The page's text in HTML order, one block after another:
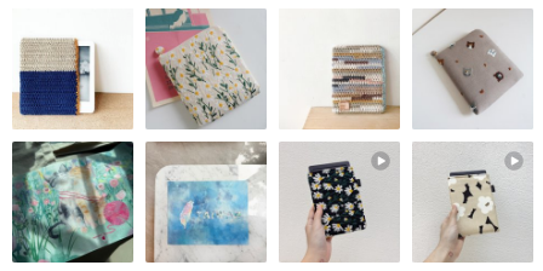
〇 推荐作为圣诞节等礼物。
〇 包装纸免费，请告知。
*所用布料为Avanti Co., Ltd.有机棉认证布料。
*洗涤时，请手洗或机洗，放入洗衣网中轻柔机洗。
・・・・・・・・・・・・・・・・・・・・・・・・・・・・・・
・・